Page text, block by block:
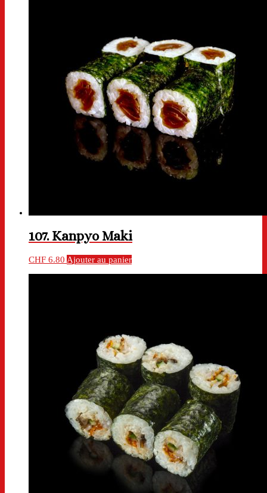
107. Kanpyo Maki
CHF 6.80 Ajouter au panier